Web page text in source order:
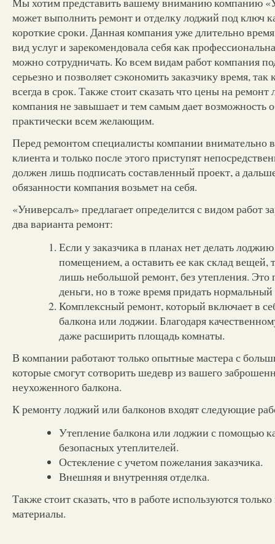
может выполнить ремонт и отделку лоджий под ключ
короткие сроки. Данная компания уже длительно
вид услуг и зарекомендовала себя как
можно сотрудничать. Ко всем видам работ компания
серьезно и позволяет сэкономить заказчику время, так
всегда в срок. Также стоит сказать что цены на
компания не завышает и тем самым дает возможность
практически всем желающим.
Перед ремонтом специалисты компании внимательно
клиента и только после этого приступят
должен лишь подписать составленный проект, а
обязанности компания возьмет на себя.
«Универсалъ» предлагает определится с видом работ
два варианта ремонт:
Если у заказчика в планах нет делать
помещением, а оставить ее как склад вещей,
лишь небольшой ремонт, без утепления. Это
деньги, но в тоже время придать
Комплексный ремонт, который включает в
балкона или лоджии. Благодаря
даже расширить площадь комнаты.
В компании работают только опытные мастера с
которые смогут сотворить шедевр из вашего
неухоженного балкона.
К ремонту лоджий или балконов входят следующие
Утепление балкона или лоджии с помощью
безопасных утеплителей.
Остекление с учетом пожелания заказчика.
Внешняя и внутренняя отделка.
Также стоит сказать, что в работе используются
материалы.